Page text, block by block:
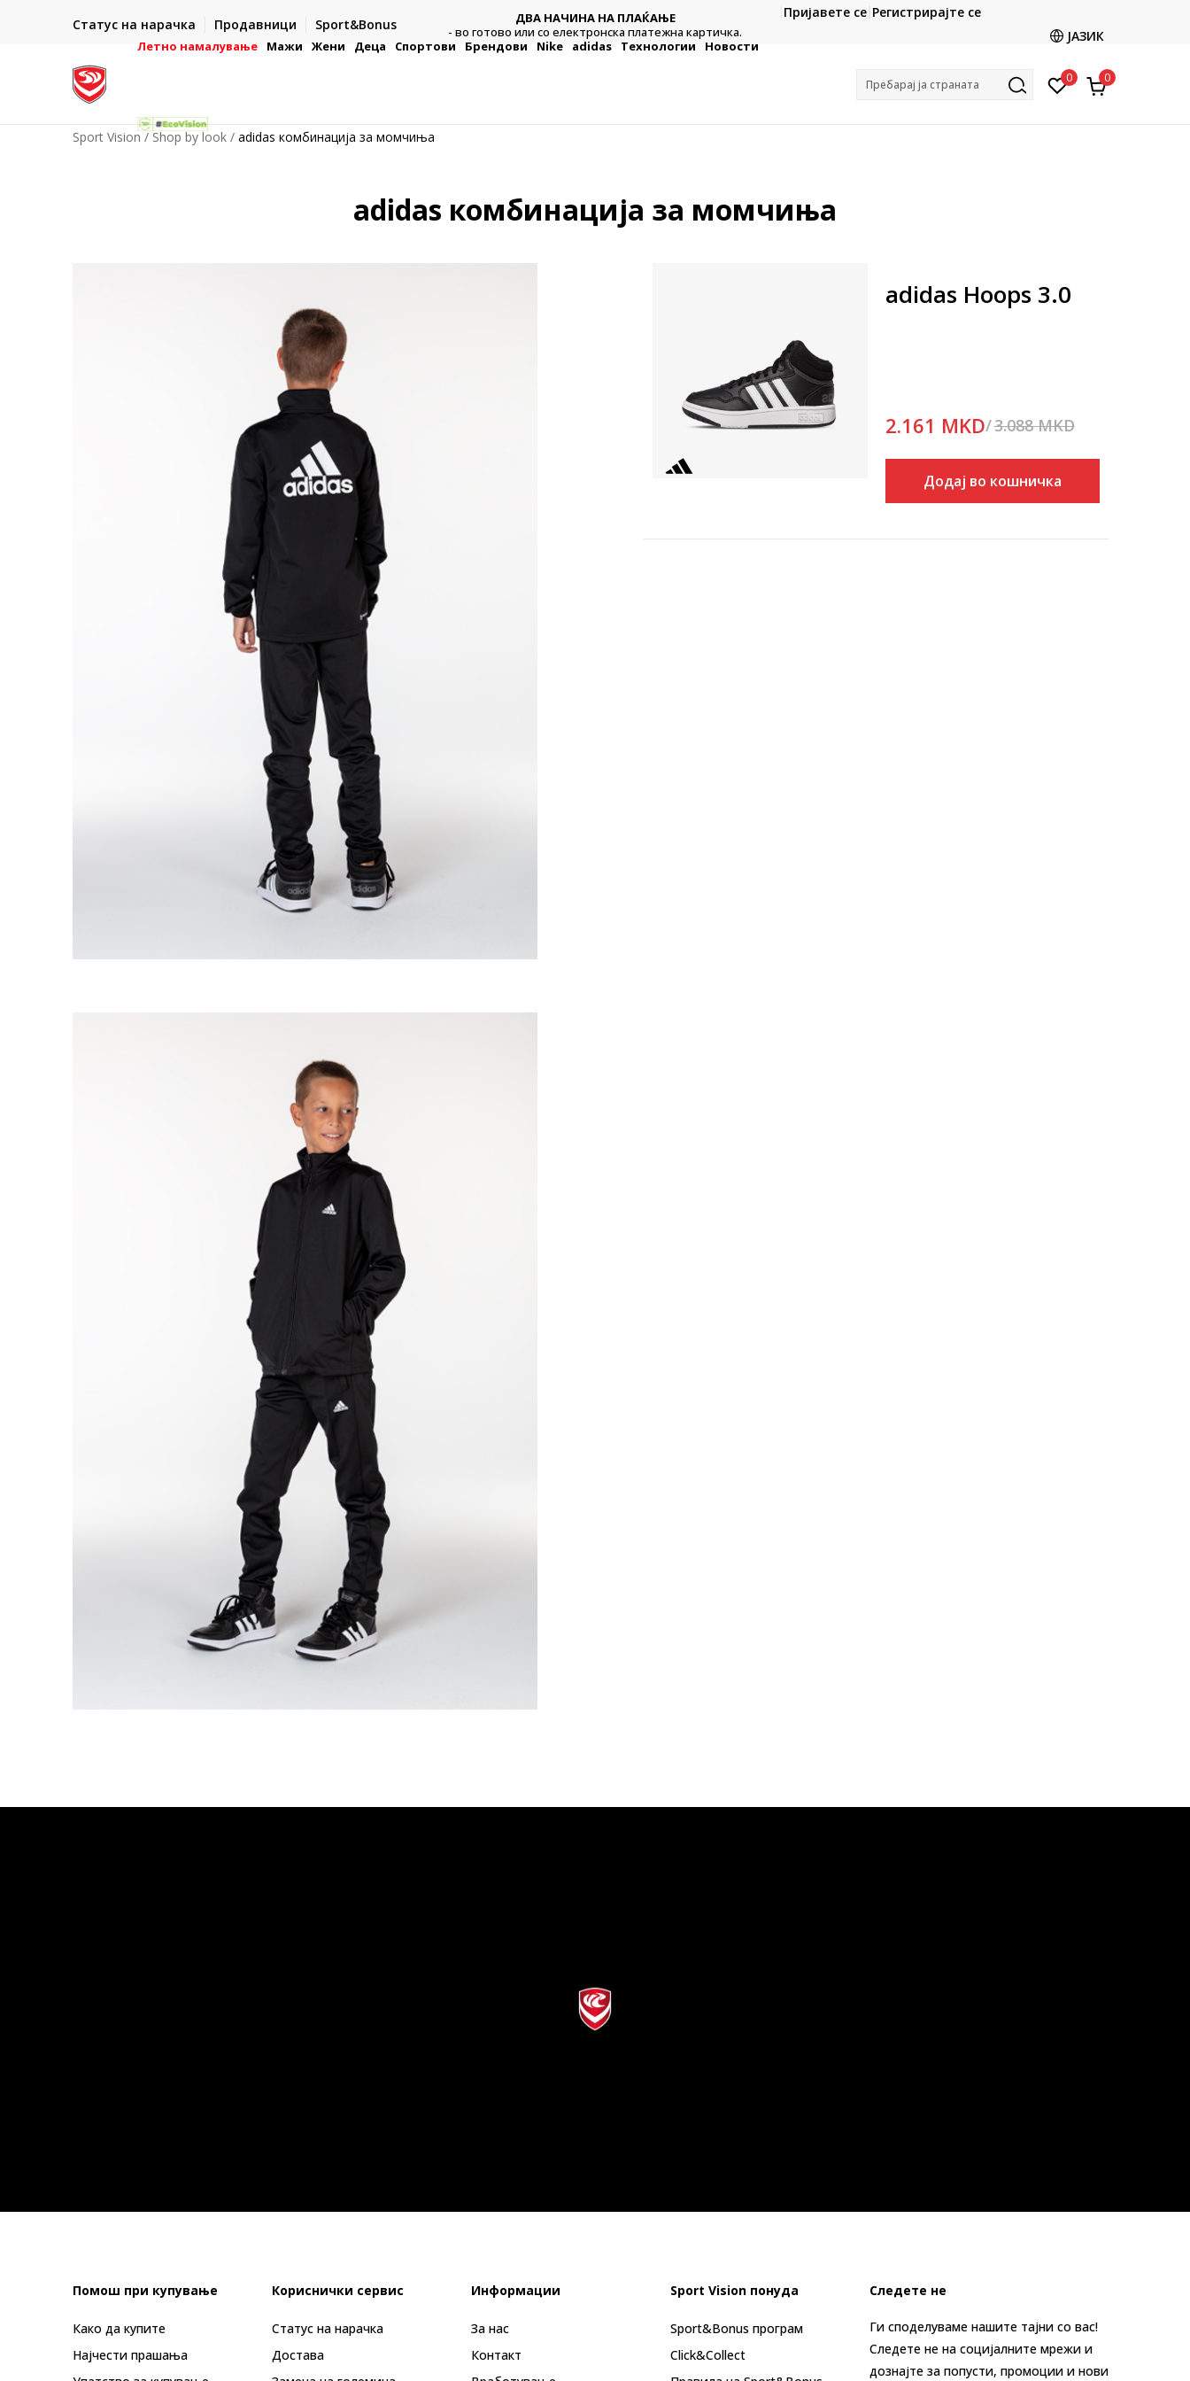
Статус на нарачка Продавници Sport&Bonus
- на сите нарачки во готово или со електронска платежна
ДВА НАЧИНА НА ПЛАЌАЊЕ
- во готово или со електронска платежна картичка.
CLICK & COLLECT
Платете со картичка online и подигнете во продавницата
Пријавете се Регистрирајте се
ЈАЗИК
Летно намалување Мажи Жени Деца Спортови Брендови Nike adidas Технологии Новости
Пребарај ја страната 0 0
Sport Vision Shop by look adidas комбинација за момчиња
adidas комбинација за момчиња
adidas Hoops 3.0
2.161 MKD 3.088MKD
30%
Додај во кошничка
Помош при купување
Како да купите
Најчести прашања
Кориснички сервис
Статус на нарачка
Достава
Информации
За нас
Контакт
Sport Vision понуда
Sport&Bonus програм
Click&Collect
Следете не
Ги споделуваме нашите тајни со вас!
Следете не на социјалните мрежи и
дознајте за попусти, промоции и нови